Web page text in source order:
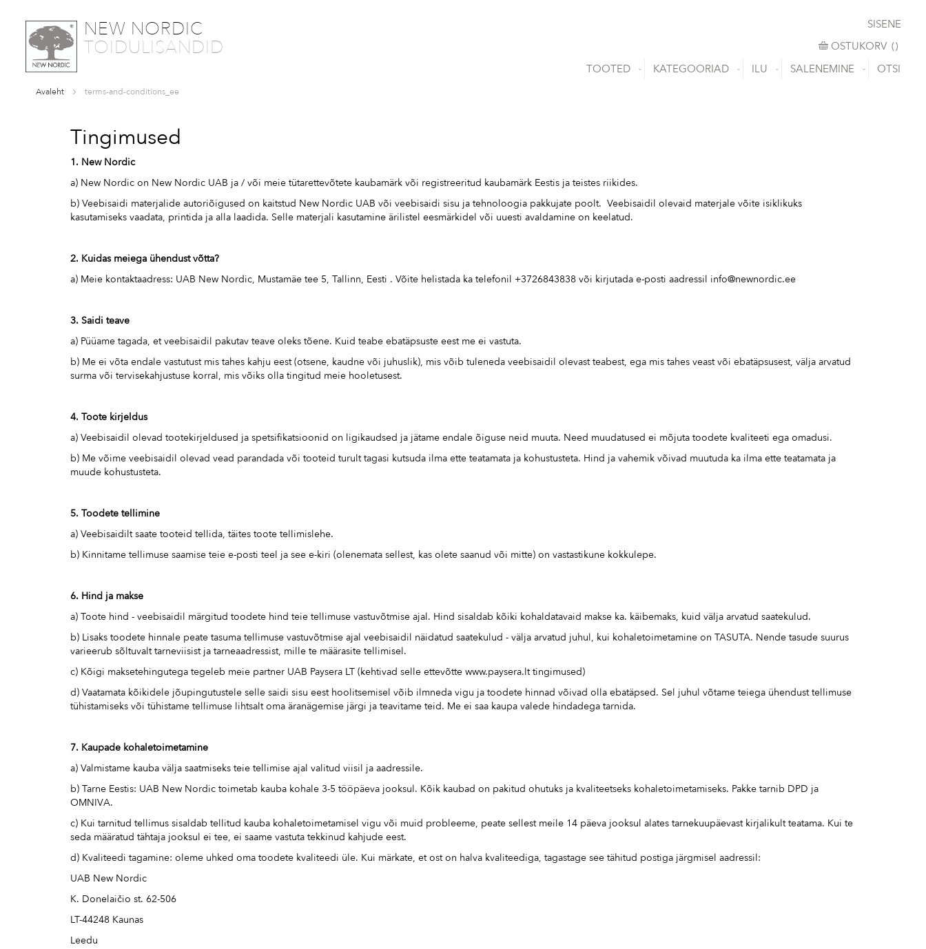
NEW NORDIC
TOIDULISANDID
SISENE
SKIP
TO
CONTENT
OSTUKORV
OSTUKORV ()
OTSI
TOOTED KATEGOORIAD ILU SALENEMINE
Avaleht terms-and-conditions_ee
Tingimused
1. New Nordic
a) New Nordic on New Nordic UAB ja / või meie tütarettevõtete kaubamärk või registreeritud kaubamärk Eestis ja teistes riikides.
b) Veebisaidi materjalide autoriõigused on kaitstud New Nordic UAB või veebisaidi sisu ja tehnoloogia pakkujate poolt. Veebisaidil olevaid materjale võite isiklikuks
kasutamiseks vaadata, printida ja alla laadida. Selle materjali kasutamine ärilistel eesmärkidel või uuesti avaldamine on keelatud.
2. Kuidas meiega ühendust võtta?
a) Meie kontaktaadress: UAB New Nordic, Mustamäe tee 5, Tallinn, Eesti . Võite helistada ka telefonil +3726843838 või kirjutada e-posti aadressil info@newnordic.ee
3. Saidi teave
a) Püüame tagada, et veebisaidil pakutav teave oleks tõene. Kuid teabe ebatäpsuste eest me ei vastuta.
b) Me ei võta endale vastutust mis tahes kahju eest (otsene, kaudne või juhuslik), mis võib tuleneda veebisaidil olevast teabest, ega mis tahes veast või ebatäpsusest, välja arvatud
surma või tervisekahjustuse korral, mis võiks olla tingitud meie hooletusest.
4. Toote kirjeldus
a) Veebisaidil olevad tootekirjeldused ja spetsifikatsioonid on ligikaudsed ja jätame endale õiguse neid muuta. Need muudatused ei mõjuta toodete kvaliteeti ega omadusi.
b) Me võime veebisaidil olevad vead parandada või tooteid turult tagasi kutsuda ilma ette teatamata ja kohustusteta. Hind ja vahemik võivad muutuda ka ilma ette teatamata ja
muude kohustusteta.
5. Toodete tellimine
a) Veebisaidilt saate tooteid tellida, täites toote tellimislehe.
b) Kinnitame tellimuse saamise teie e-posti teel ja see e-kiri (olenemata sellest, kas olete saanud või mitte) on vastastikune kokkulepe.
6. Hind ja makse
a) Toote hind - veebisaidil märgitud toodete hind teie tellimuse vastuvõtmise ajal. Hind sisaldab kõiki kohaldatavaid makse ka. käibemaks, kuid välja arvatud saatekulud.
b) Lisaks toodete hinnale peate tasuma tellimuse vastuvõtmise ajal veebisaidil näidatud saatekulud - välja arvatud juhul, kui kohaletoimetamine on TASUTA. Nende tasude suurus
varieerub sõltuvalt tarneviisist ja tarneaadressist, mille te määrasite tellimisel.
c) Kõigi maksetehingutega tegeleb meie partner UAB Paysera LT (kehtivad selle ettevõtte www.paysera.lttingimused)
d) Vaatamata kõikidele jõupingutustele selle saidi sisu eest hoolitsemisel võib ilmneda vigu ja toodete hinnad võivad olla ebatäpsed. Sel juhul võtame teiega ühendust tellimuse
tühistamiseks või tühistame tellimuse lihtsalt oma äranägemise järgi ja teavitame teid. Me ei saa kaupa valede hindadega tarnida.
7. Kaupade kohaletoimetamine
a) Valmistame kauba välja saatmiseks teie tellimise ajal valitud viisil ja aadressile.
b) Tarne Eestis: UAB New Nordic toimetab kauba kohale 3-5 tööpäeva jooksul. Kõik kaubad on pakitud ohutuks ja kvaliteetseks kohaletoimetamiseks. Pakke tarnib DPD ja
OMNIVA.
c) Kui tarnitud tellimus sisaldab tellitud kauba kohaletoimetamisel vigu või muid probleeme, peate sellest meile 14 päeva jooksul alates tarnekuupäevast kirjalikult teatama. Kui te
seda määratud tähtaja jooksul ei tee, ei saame vastuta tekkinud kahjude eest.
d) Kvaliteedi tagamine: oleme uhked oma toodete kvaliteedi üle. Kui märkate, et ost on halva kvaliteediga, tagastage see tähitud postiga järgmisel aadressil:
UAB New Nordic
K. Donelaičio st. 62-506
LT-44248 Kaunas
Leedu